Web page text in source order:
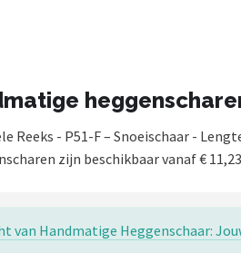
Reeks - P51-F – Snoeischaar -
zijn beschikbaar vanaf €
van Handmatige Heggenschaar: